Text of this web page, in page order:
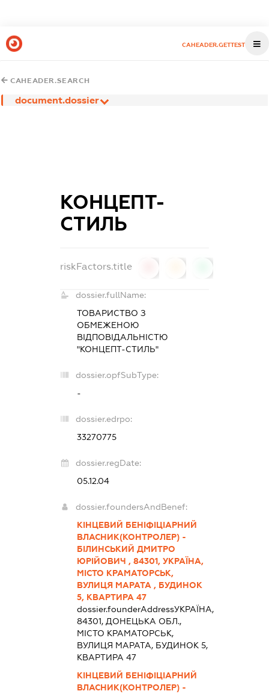
CAHEADER.GETTEST
CAHEADER.SEARCH
document.dossier
КОНЦЕПТ-
СТИЛЬ
riskFactors.title
dossier.fullName:
ТОВАРИСТВО З
ОБМЕЖЕНОЮ
ВІДПОВІДАЛЬНІСТЮ
"КОНЦЕПТ-СТИЛЬ"
dossier.opfSubType:
-
dossier.edrpo:
33270775
dossier.regDate:
05.12.04
dossier.foundersAndBenef:
КІНЦЕВИЙ БЕНІФІЦІАРНИЙ
ВЛАСНИК(КОНТРОЛЕР) -
БІЛИНСЬКИЙ ДМИТРО
ЮРІЙОВИЧ , 84301, УКРАЇНА,
МІСТО КРАМАТОРСЬК,
ВУЛИЦЯ МАРАТА , БУДИНОК
5, КВАРТИРА 47
dossier.founderAddressУКРАЇНА,
84301, ДОНЕЦЬКА ОБЛ.,
МІСТО КРАМАТОРСЬК,
ВУЛИЦЯ МАРАТА, БУДИНОК 5,
КВАРТИРА 47
КІНЦЕВИЙ БЕНІФІЦІАРНИЙ
ВЛАСНИК(КОНТРОЛЕР) -